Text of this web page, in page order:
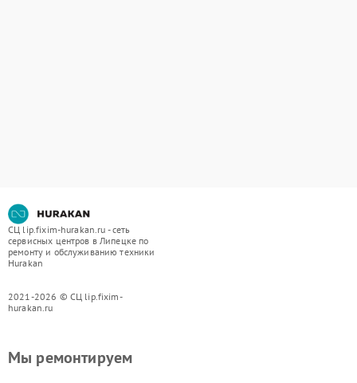
СЦ lip.fixim-hurakan.ru - сеть
сервисных центров в Липецке по
ремонту и обслуживанию техники
Hurakan
2021-2026 © СЦ lip.fixim-
hurakan.ru
Мы ремонтируем